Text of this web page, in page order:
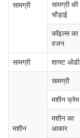
सामग्री
सामग्री की
चौड़ाई
कॉइल्स का
वजन
सामग्री शाफ्ट ओडी
मशीन
सामग्री
मशीन फ्रेम
मशीन का
आकार